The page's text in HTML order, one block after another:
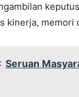
kinerja, memori
Seruan